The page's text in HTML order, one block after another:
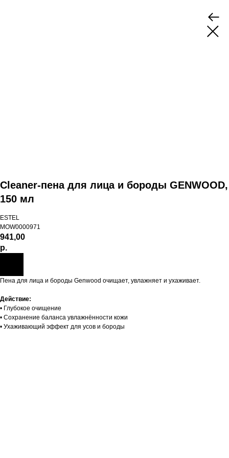
Cleaner-пена для лица и бороды GENWOOD,
150 мл
ESTEL
MOW0000971
941,00
р.
Пена для лица и бороды Genwood очищает, увлажняет и ухаживает.
Действие:
• Глубокое очищение
• Сохранение баланса увлажнённости кожи
• Ухаживающий эффект для усов и бороды